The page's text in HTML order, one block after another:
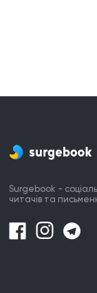
Surgebook -
читачів та